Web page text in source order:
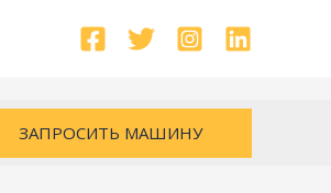
ЗАПРОСИТЬ МАШИНУ